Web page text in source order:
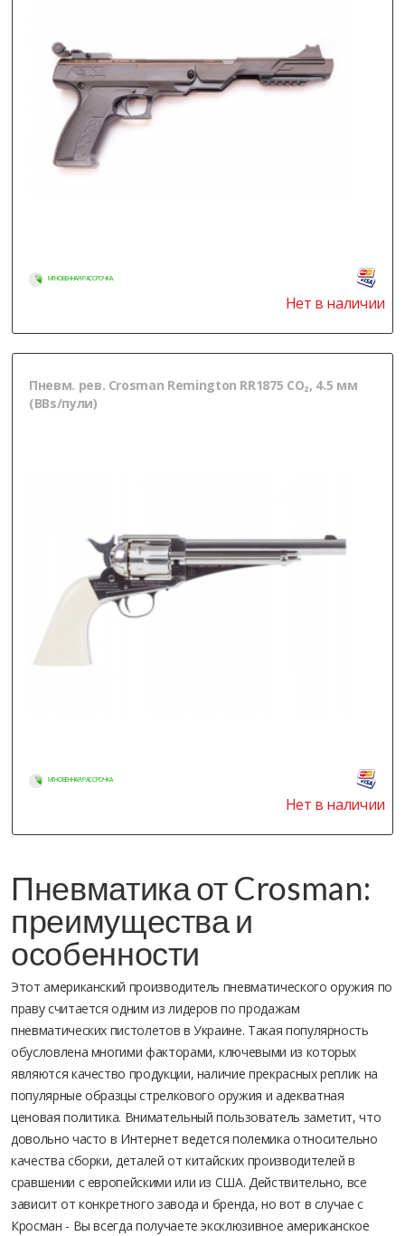
МГНОВЕННАЯ РАССРОЧКА
Нет в наличии
Пневм. рев. Crosman Remington RR1875 CO₂, 4.5 мм
(BBs/пули)
МГНОВЕННАЯ РАССРОЧКА
Нет в наличии
Пневматика от Crosman:
преимущества и
особенности
Этот американский производитель пневматического оружия по
праву считается одним из лидеров по продажам
пневматических пистолетов в Украине. Такая популярность
обусловлена многими факторами, ключевыми из которых
являются качество продукции, наличие прекрасных реплик на
популярные образцы стрелкового оружия и адекватная
ценовая политика. Внимательный пользователь заметит, что
довольно часто в Интернет ведется полемика относительно
качества сборки, деталей от китайских производителей в
сравшении с европейскими или из США. Действительно, все
зависит от конкретного завода и бренда, но вот в случае с
Кросман - Вы всегда получаете эксклюзивное американское